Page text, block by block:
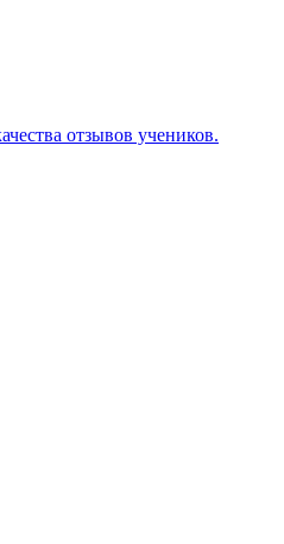
отзывов учеников.